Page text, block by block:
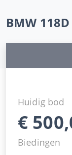
BMW
Huidig bod
€
Biedingen